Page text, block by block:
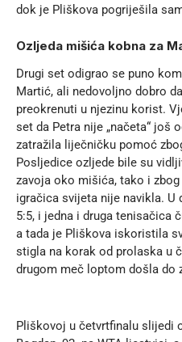
dok je Pliškova pogriješila
Ozljeda mišića kobna za
Drugi set odigrao se puno
Martić, ali nedovoljno dobro
preokrenuti u njezinu korist.
set da Petra nije „načeta“ još
zatražila liječničku pomoć
Posljedice ozljede bile su
zavoja oko mišića, tako i
igračica svijeta nije navikla. U
5:5, i jedna i druga tenisačica
a tada je Pliškova iskoristila
stigla na korak od prolaska u
drugom meč loptom došla do
Pliškovoj u četvrtfinalu slijedi